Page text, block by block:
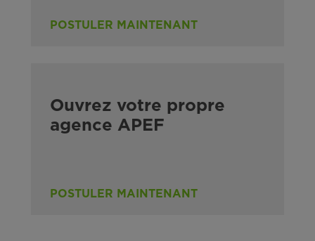
POSTULER MAINTENANT
Ouvrez votre propre
agence APEF
POSTULER MAINTENANT